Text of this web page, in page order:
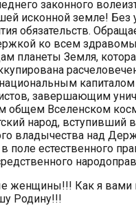
законного
исконной земле! Без
обязательств.
ко всем
планеты Земля,
завершающим
общем Вселенском
народ, вступивший
владычества над
поле естественного
женщины!!! Как я вами
Родину!!!